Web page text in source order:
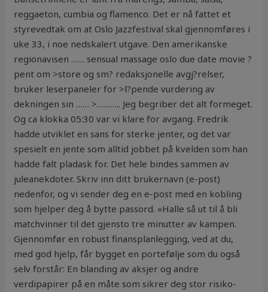
reggaeton, cumbia og flamenco. Det er nå fattet et
styrevedtak om at Oslo Jazzfestival skal gjennomføres i
uke 33, i noe nedskalert utgave. Den amerikanske
regionavisen …… sensual massage oslo due date movie ?
pent om >store og sm? redaksjonelle avgj?relser,
bruker leserpaneler for >l?pende vurdering av
dekningen sin …… >……….. Jeg begriber det alt formeget.
Og ca klokka 05:30 var vi klare for avgang. Fredrik
hadde utviklet en sans for sterke jenter, og det var
spesielt en jente som alltid jobbet på kvelden som han
hadde falt pladask for. Det hele bindes sammen av
juleanekdoter. Skriv inn ditt brukernavn (e-post)
nedenfor, og vi sender deg en e-post med en kobling
som hjelper deg å bytte passord. «Halle så ut til å bli
matchvinner til det gjensto tre minutter av kampen.
Gjennomfør en robust finansplanlegging, ved at du,
med god hjelp, får bygget en portefølje som du også
selv forstår: En blanding av aksjer og andre
verdipapirer på en måte som sikrer deg stor risiko-